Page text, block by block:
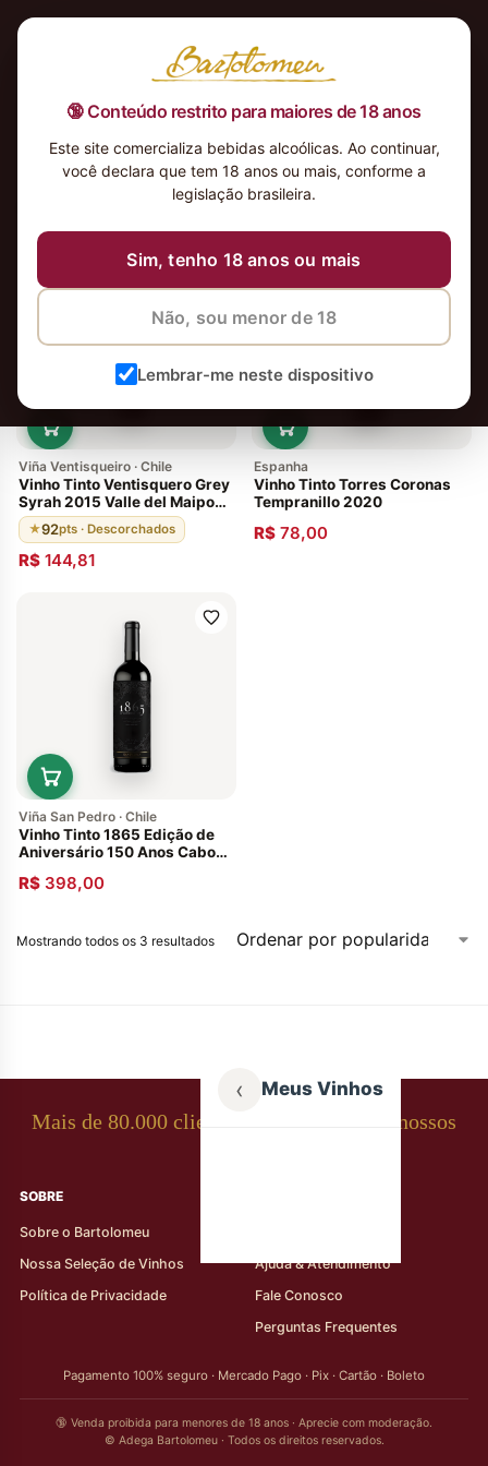
🔞 Conteúdo restrito para maiores de 18 anos
Este site comercializa bebidas alcoólicas. Ao continuar,
você declara que tem 18 anos ou mais, conforme a
legislação brasileira.
Sim, tenho 18 anos ou mais
Não, sou menor de 18
Lembrar-me neste dispositivo
Viña Ventisqueiro · Chile
Vinho Tinto Ventisquero Grey
Syrah 2015 Valle del Maipo
Chileno 92 Pontos
★92pts · Descorchados
R$ 144,81
Espanha
Vinho Tinto Torres Coronas
Tempranillo 2020
R$ 78,00
Viña San Pedro · Chile
Vinho Tinto 1865 Edição de
Aniversário 150 Anos Cabo
R$ 398,00
Mostrando todos os 3 resultados
‹ Meus Vinhos
Mais de 80.000 clientes apaixonados por nossos
SOBRE
Sobre o Bartolomeu
Nossa Seleção de Vinhos
Política de Privacidade
Ajuda & Atendimento
Fale Conosco
Perguntas Frequentes
Pagamento 100% seguro · Mercado Pago · Pix · Cartão · Boleto
🔞 Venda proibida para menores de 18 anos · Aprecie com moderação.
© Adega Bartolomeu · Todos os direitos reservados.